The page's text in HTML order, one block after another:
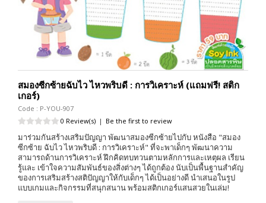
สมองซีกซ้ายฉับไว ไหวพริบดี : การวิเคราะห์ (แถมฟรี! สติก
เกอร์)
Code : P-YOU-907
0 Review(s) | Be the first to review
มาร่วมกันสร้างเสริมปัญญา พัฒนาสมองซีกซ้ายไปกับ หนังสือ "สมอง
ซีกซ้าย ฉับไว ไหวพริบดี : การวิเคราะห์" ที่จะพาเด็กๆ พัฒนาความ
สามารถด้านการวิเคราะห์ ฝึกคิดทบทวนตามหลักการและเหตุผล เรียน
รู้และ เข้าใจความสัมพันธ์ของสิ่งต่างๆ ได้ถูกต้อง นับเป็นพื้นฐานสำคัญ
ของการเสริมสร้างสติปัญญาให้กับเด็กๆ ได้เป็นอย่างดี นำเสนอในรูป
แบบเกมและกิจกรรมที่สนุกสนาน พร้อมสติกเกอร์แสนสวยในเล่ม!